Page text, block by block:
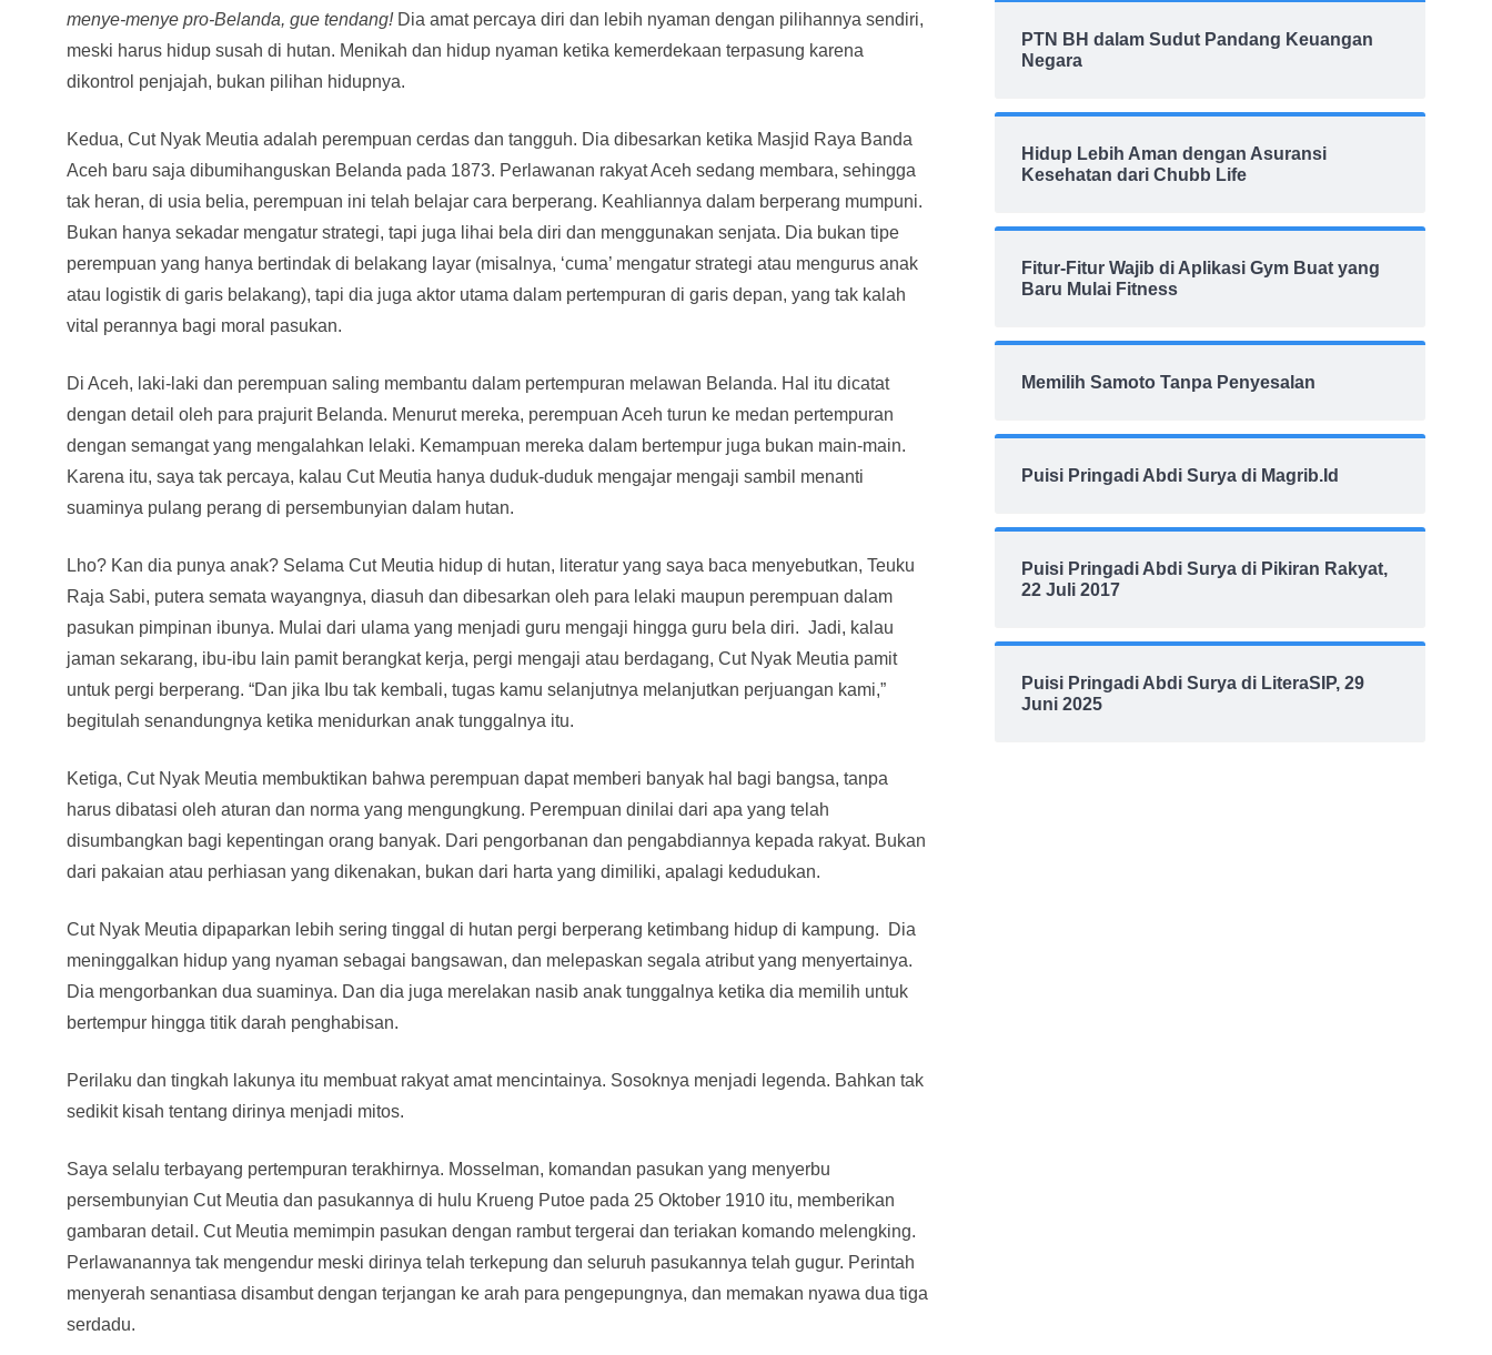
menye-menye pro-Belanda, gue tendang!Dia amat percaya diri dan lebih nyaman dengan pilihannya sendiri,
meski harus hidup susah di hutan. Menikah dan hidup nyaman ketika kemerdekaan terpasung karena
dikontrol penjajah, bukan pilihan hidupnya.
Kedua, Cut Nyak Meutia adalah perempuan cerdas dan tangguh. Dia dibesarkan ketika Masjid Raya Banda
Aceh baru saja dibumihanguskan Belanda pada 1873. Perlawanan rakyat Aceh sedang membara, sehingga
tak heran, di usia belia, perempuan ini telah belajar cara berperang. Keahliannya dalam berperang mumpuni.
Bukan hanya sekadar mengatur strategi, tapi juga lihai bela diri dan menggunakan senjata. Dia bukan tipe
perempuan yang hanya bertindak di belakang layar (misalnya, ‘cuma’ mengatur strategi atau mengurus anak
atau logistik di garis belakang), tapi dia juga aktor utama dalam pertempuran di garis depan, yang tak kalah
vital perannya bagi moral pasukan.
Di Aceh, laki-laki dan perempuan saling membantu dalam pertempuran melawan Belanda. Hal itu dicatat
dengan detail oleh para prajurit Belanda. Menurut mereka, perempuan Aceh turun ke medan pertempuran
dengan semangat yang mengalahkan lelaki. Kemampuan mereka dalam bertempur juga bukan main-main.
Karena itu, saya tak percaya, kalau Cut Meutia hanya duduk-duduk mengajar mengaji sambil menanti
suaminya pulang perang di persembunyian dalam hutan.
Lho? Kan dia punya anak? Selama Cut Meutia hidup di hutan, literatur yang saya baca menyebutkan, Teuku
Raja Sabi, putera semata wayangnya, diasuh dan dibesarkan oleh para lelaki maupun perempuan dalam
pasukan pimpinan ibunya. Mulai dari ulama yang menjadi guru mengaji hingga guru bela diri. Jadi, kalau
jaman sekarang, ibu-ibu lain pamit berangkat kerja, pergi mengaji atau berdagang, Cut Nyak Meutia pamit
untuk pergi berperang. “Dan jika Ibu tak kembali, tugas kamu selanjutnya melanjutkan perjuangan kami,”
begitulah senandungnya ketika menidurkan anak tunggalnya itu.
Ketiga, Cut Nyak Meutia membuktikan bahwa perempuan dapat memberi banyak hal bagi bangsa, tanpa
harus dibatasi oleh aturan dan norma yang mengungkung. Perempuan dinilai dari apa yang telah
disumbangkan bagi kepentingan orang banyak. Dari pengorbanan dan pengabdiannya kepada rakyat. Bukan
dari pakaian atau perhiasan yang dikenakan, bukan dari harta yang dimiliki, apalagi kedudukan.
Cut Nyak Meutia dipaparkan lebih sering tinggal di hutan pergi berperang ketimbang hidup di kampung. Dia
meninggalkan hidup yang nyaman sebagai bangsawan, dan melepaskan segala atribut yang menyertainya.
Dia mengorbankan dua suaminya. Dan dia juga merelakan nasib anak tunggalnya ketika dia memilih untuk
bertempur hingga titik darah penghabisan.
Perilaku dan tingkah lakunya itu membuat rakyat amat mencintainya. Sosoknya menjadi legenda. Bahkan tak
sedikit kisah tentang dirinya menjadi mitos.
Saya selalu terbayang pertempuran terakhirnya. Mosselman, komandan pasukan yang menyerbu
persembunyian Cut Meutia dan pasukannya di hulu Krueng Putoe pada 25 Oktober 1910 itu, memberikan
gambaran detail. Cut Meutia memimpin pasukan dengan rambut tergerai dan teriakan komando melengking.
Perlawanannya tak mengendur meski dirinya telah terkepung dan seluruh pasukannya telah gugur. Perintah
menyerah senantiasa disambut dengan terjangan ke arah para pengepungnya, dan memakan nyawa dua tiga
serdadu.
PTN BH dalam Sudut Pandang Keuangan
Negara
Hidup Lebih Aman dengan Asuransi
Kesehatan dari Chubb Life
Fitur-Fitur Wajib di Aplikasi Gym Buat yang
Baru Mulai Fitness
Memilih Samoto Tanpa Penyesalan
Puisi Pringadi Abdi Surya di Magrib.Id
Puisi Pringadi Abdi Surya di Pikiran Rakyat,
22 Juli 2017
Puisi Pringadi Abdi Surya di LiteraSIP, 29
Juni 2025